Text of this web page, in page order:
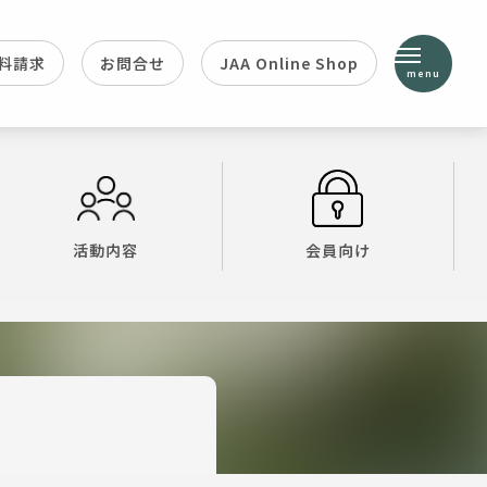
請求 お問合せ JAA Online Shop menu
活動内容 会員向け